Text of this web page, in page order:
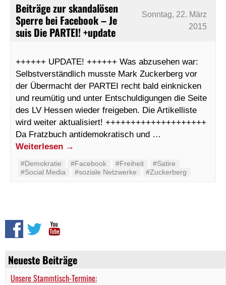
Neueste Beiträge
Unsere Stammtisch-Termine:
Beiträge zur skandalösen
Sperre bei Facebook – Je
suis Die PARTEI! +update
Sonntag, 22. März
2015
++++++ UPDATE! ++++++ Was abzusehen war:
Selbstverständlich musste Mark Zuckerberg vor
der Übermacht der PARTEI recht bald einknicken
und reumütig und unter Entschuldigungen die Seite
des LV Hessen wieder freigeben. Die Artikelliste
wird weiter aktualisiert! ++++++++++++++++++++
Da Fratzbuch antidemokratisch und …
Weiterlesen →
#Demokratie #Facebook #Freiheit
#Satire
#Social Media
#soziale Netzwerke #Zuckerberg